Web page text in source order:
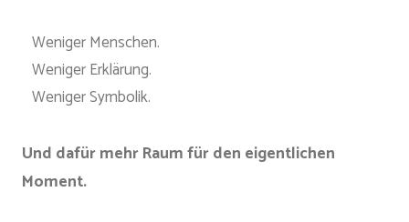
Weniger Menschen.
Weniger Erklärung.
Weniger Symbolik.
Und dafür mehr Raum für den eigentlichen
Moment.